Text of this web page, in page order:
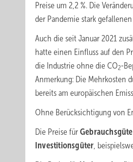
Preise um 2,2 %. Die
der Pandemie stark
Auch die seit Januar 2021
hatte einen Einfluss auf den
die Industrie ohne die CO2-
Anmerkung: Die Mehrkosten
bereits am europäischen
Ohne Berücksichtigung von
Die Preise für
Investitionsgüter,